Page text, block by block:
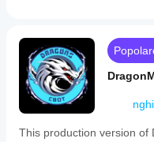
This production version of